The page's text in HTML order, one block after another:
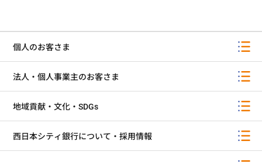
個人のお客さま
法人・個人事業主のお客さま
地域貢献・文化・SDGs
西日本シティ銀行について・採用情報